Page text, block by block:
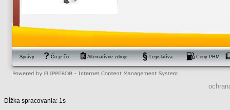
Správy Čo je čo Alternatívne zdroje Legislatíva Ceny PHM
Dĺžka spracovania: 1s